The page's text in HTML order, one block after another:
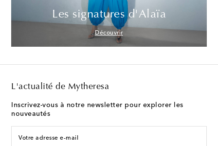
Les signatures d'Alaïa
Découvrir
L'actualité de Mytheresa
Inscrivez-vous à notre newsletter pour explorer les
nouveautés
Votre adresse e-mail